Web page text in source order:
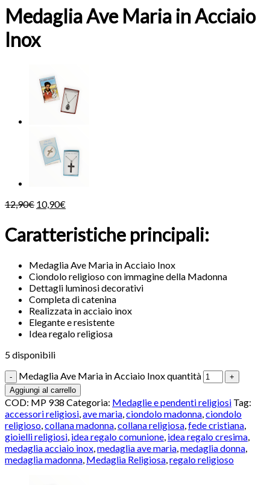
Medaglia Ave Maria in Acciaio
Inox
12,90€ 10,90€
Caratteristiche principali:
Medaglia Ave Maria in Acciaio Inox
Ciondolo religioso con immagine della Madonna
Dettagli luminosi decorativi
Completa di catenina
Realizzata in acciaio inox
Elegante e resistente
Idea regalo religiosa
5 disponibili
Medaglia Ave Maria in Acciaio Inox quantità
Aggiungi al carrello
COD: MP 938 Categoria: Medaglie e pendenti religiosi Tag:
accessori religiosi ave maria ciondolo madonna ciondolo
religioso collana madonna collana religiosa fede cristiana
gioielli religiosi idea regalo comunione idea regalo cresima
medaglia acciaio inox medaglia ave maria medaglia donna
medaglia madonna Medaglia Religiosa regalo religioso